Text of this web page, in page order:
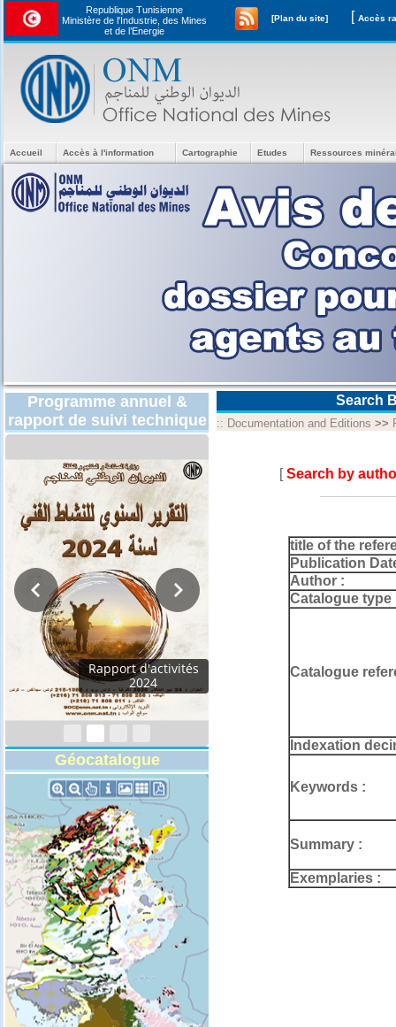
Republique Tunisienne
Ministère de l'Industrie, des Mines
et de l’Energie
[Plan du site] [
Accueil Accès à l'information Cartographie Etudes Ressources
Programme annuel &
rapport de suivi technique
Rapport d'activités
Géocatalogue
Search
:: Documentation and Editions >>
[Search by
title of the
Publication
Author :
Catalogue type
Catalogue
Indexation
Keywords :
Summary :
Exemplaries :